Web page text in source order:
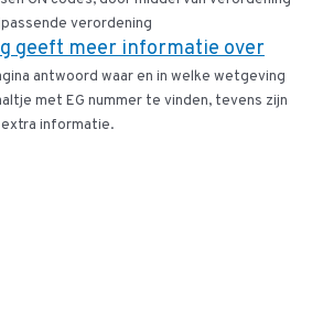
verordening
geeft meer informatie over
antwoord waar en in welke wetgeving
met EG nummer te vinden, tevens zijn
informatie.